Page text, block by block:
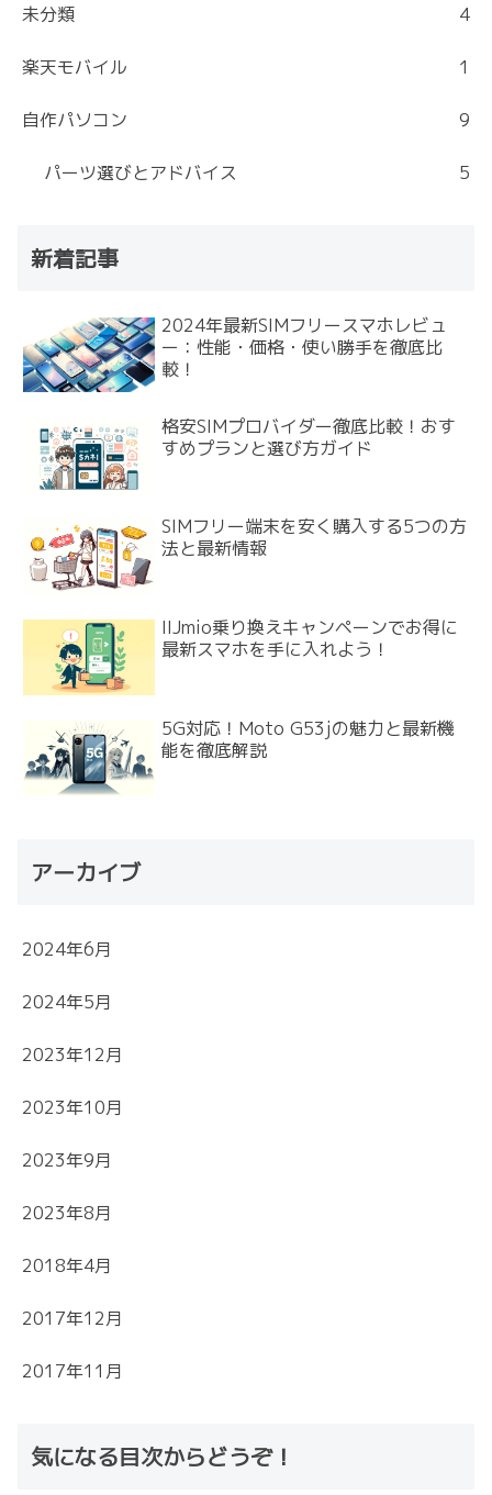
未分類 4
楽天モバイル 1
自作パソコン 9
パーツ選びとアドバイス 5
新着記事
2024年最新SIMフリースマホレビュ
ー：性能・価格・使い勝手を徹底比
較！
格安SIMプロバイダー徹底比較！おす
すめプランと選び方ガイド
SIMフリー端末を安く購入する5つの方
法と最新情報
IIJmio乗り換えキャンペーンでお得に
最新スマホを手に入れよう！
5G対応！Moto G53jの魅力と最新機
能を徹底解説
アーカイブ
2024年6月
2024年5月
2023年12月
2023年10月
2023年9月
2023年8月
2018年4月
2017年12月
2017年11月
気になる目次からどうぞ！